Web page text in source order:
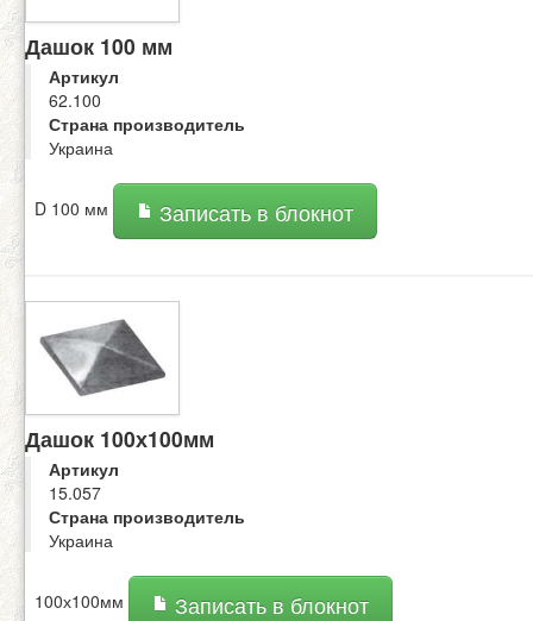
Дашок 100 мм
Артикул
62.100
Страна производитель
Украина
D 100 мм Записать в блокнот
Дашок 100х100мм
Артикул
15.057
Страна производитель
Украина
100х100мм Записать в блокнот